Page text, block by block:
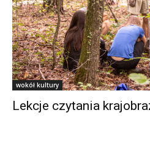
wokół kultury
Lekcje czytania